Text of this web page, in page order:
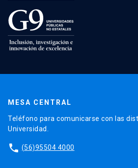
MESA CENTRAL
Teléfono para comunicarse con las
Universidad.
phone (56)95504 4000